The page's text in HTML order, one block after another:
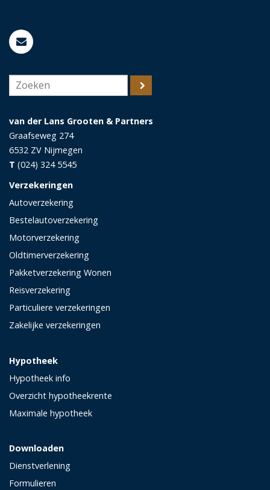
van der Lans Grooten & Partners
Graafseweg 274
6532 ZV Nijmegen
T (024) 324 5545
Verzekeringen
Autoverzekering
Bestelautoverzekering
Motorverzekering
Oldtimerverzekering
Pakketverzekering Wonen
Reisverzekering
Particuliere verzekeringen
Zakelijke verzekeringen
Hypotheek
Hypotheek info
Overzicht hypotheekrente
Maximale hypotheek
Downloaden
Dienstverlening
Formulieren